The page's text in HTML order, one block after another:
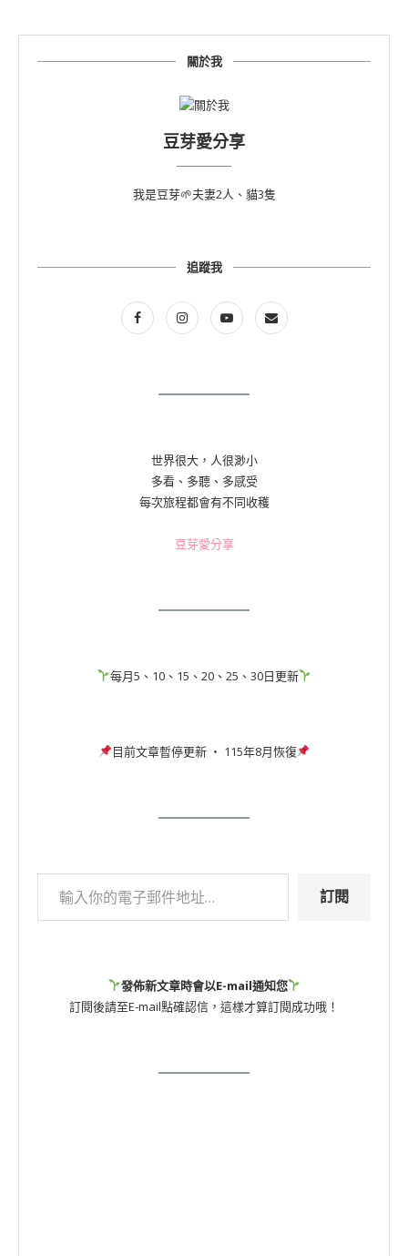
關於我
豆芽愛分享
我是豆芽🌱夫妻2人、貓3隻
追蹤我
世界很大，人很渺小
多看、多聽、多感受
每次旅程都會有不同收穫
豆芽愛分享
每月5、10、15、20、25、30日更新
目前文章暫停更新 ‧ 115年8月恢復
訂閱
發佈新文章時會以E-mail通知您
訂閱後請至E-mail點確認信，這樣才算訂閱成功哦！